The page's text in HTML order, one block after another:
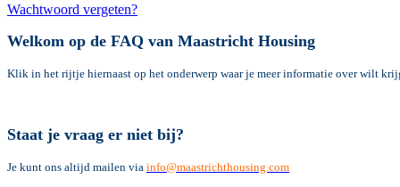
Wachtwoord vergeten?
Welkom op de FAQ van Maastricht Housing
Klik in het rijtje hiernaast op het onderwerp waar je meer informatie over wilt
Staat je vraag er niet bij?
Je kunt ons altijd mailen via info@maastrichthousing.com